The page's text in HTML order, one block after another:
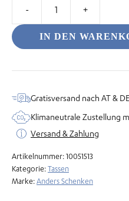
-
Heute
guter
Tag
IN DEN
Gratisversand nach AT &
Klimaneutrale Zustellung
Versand & Zahlung
Artikelnummer:10051513
Kategorie:Tassen
Marke:Anders Schenken